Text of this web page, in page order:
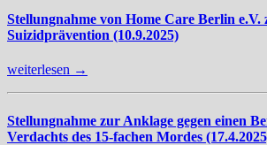
Stellungnahme von Home Care Berlin e.V.
Suizidprävention (10.9.2025)
weiterlesen →
Stellungnahme zur Anklage gegen einen
Verdachts des 15-fachen Mordes